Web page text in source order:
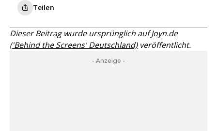
Teilen
Dieser Beitrag wurde ursprünglich aufJoyn.de
('Behind the Screens' Deutschland)veröffentlicht.
- Anzeige -